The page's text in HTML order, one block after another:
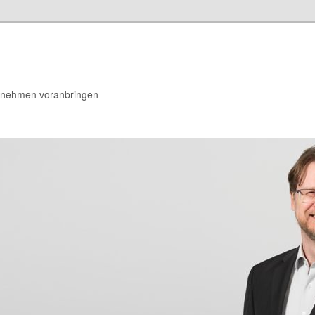
voranbringen